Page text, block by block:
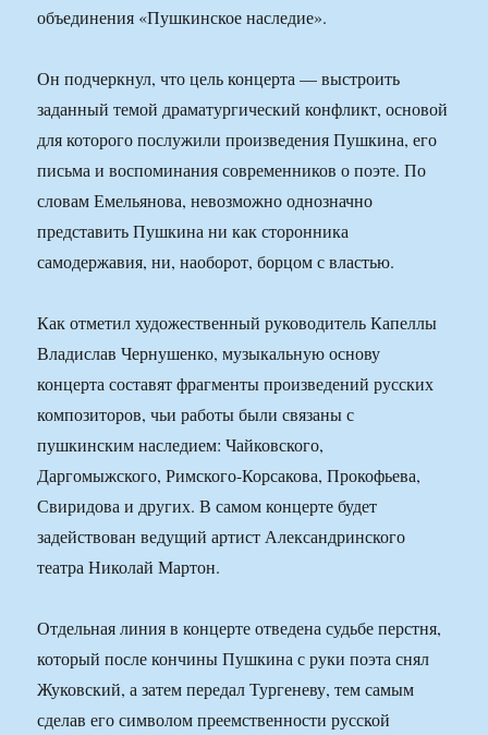
объединения «Пушкинское наследие».
Он подчеркнул, что цель концерта — выстроить
заданный темой драматургический конфликт, основой
для которого послужили произведения Пушкина, его
письма и воспоминания современников о поэте. По
словам Емельянова, невозможно однозначно
представить Пушкина ни как сторонника
самодержавия, ни, наоборот, борцом с властью.
Как отметил художественный руководитель Капеллы
Владислав Чернушенко, музыкальную основу
концерта составят фрагменты произведений русских
композиторов, чьи работы были связаны с
пушкинским наследием: Чайковского,
Даргомыжского, Римского-Корсакова, Прокофьева,
Свиридова и других. В самом концерте будет
задействован ведущий артист Александринского
театра Николай Мартон.
Отдельная линия в концерте отведена судьбе перстня,
который после кончины Пушкина с руки поэта снял
Жуковский, а затем передал Тургеневу, тем самым
сделав его символом преемственности русской